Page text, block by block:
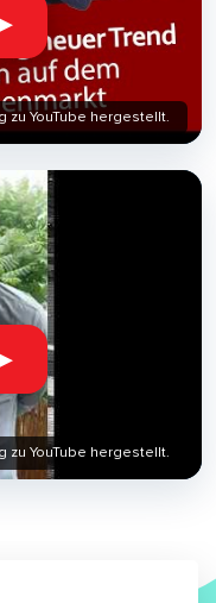
zu YouTube hergestellt.
zu YouTube hergestellt.